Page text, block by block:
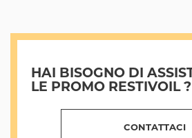
HAI BISOGNO DI
LE PROMO RESTIVOIL ?
CONTATTACI